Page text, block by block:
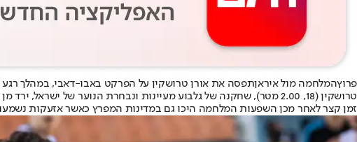
פרוץהמלחמה מול איראןתפסה את אורן טרושקין על הפרקט באבו-דאבי, במהלך
טרושקין (18, 2.00 מטר), שחקנה של גלבוע מעיינות ונבחרת הנוער של ישראל, ירד מן הפרקט לאחר המשחק השני במחנה שמאגד את הכישרונות הצעירים מכל רחבי העולם וכשפתח את הנייד שלו גילה כי פרצה מלחמה בארץ.
זמן קצר לאחר מכן השפעות המלחמה היכו גם במדינות המפרץ כאשר אזעקות